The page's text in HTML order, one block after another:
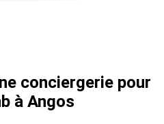
conciergerie pour
à Angos